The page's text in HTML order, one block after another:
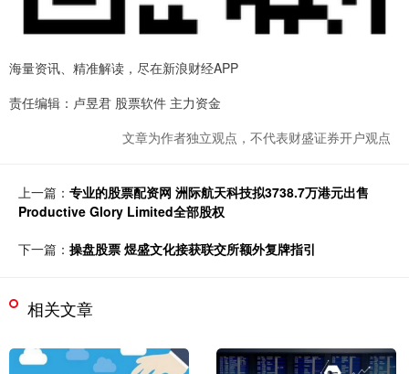
海量资讯、精准解读，尽在新浪财经APP
责任编辑：卢昱君 股票软件 主力资金
文章为作者独立观点，不代表财盛证券开户观点
上一篇： 专业的股票配资网 洲际航天科技拟3738.7万港元出售
Productive Glory Limited全部股权
下一篇： 操盘股票 煜盛文化接获联交所额外复牌指引
相关文章